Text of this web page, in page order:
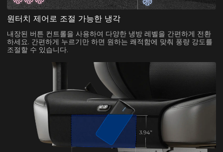
원터치 제어로 조절 가능한 냉각
내장된 버튼 컨트롤을 사용하여 다양한 냉방 레벨을 간편하게 전환
하세요. 간편하게 누르기만 하면 원하는 쾌적함에 맞춰 풍량 강도를
조절할 수 있습니다.